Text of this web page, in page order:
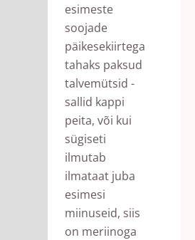
esimeste
soojade
päikesekiirtega
tahaks paksud
talvemütsid -
sallid kappi
peita, või kui
sügiseti
ilmutab
ilmataat juba
esimesi
miinuseid, siis
on meriinoga